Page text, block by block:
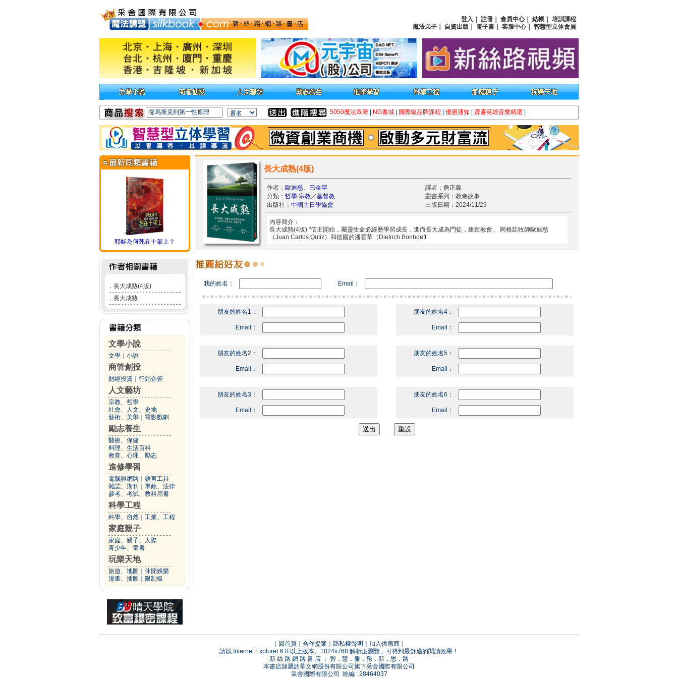
登入 註冊 會員中心｜ 結帳
培訓課程
魔法弟子
自資出版 電子書 客服中心｜ 智慧型立体會員
5050魔法眾籌 NG書城 國際級品牌課程 優惠通知 霹靂英雄音樂精選
耶穌為何死在十架上？
． 長大成熟(4版)
． 長大成熟
文學小說
文學 小說
商管創投
財經投資 行銷企管
人文藝坊
宗教、哲學
社會、人文、史地
藝術、美學
電影戲劇
勵志養生
醫療、保健
料理、生活百科
教育、心理、勵志
進修學習
電腦與網路
語言工具
雜誌、期刊
軍政、法律
參考、考試、教科用書
科學工程
科學、自然 工業、工程
家庭親子
家庭、親子、人際
青少年、童書
玩樂天地
旅遊、地圖
休閒娛樂
漫畫、插圖
限制級
長大成熟(4版)
作者： 歐迪慈、巴金罕
譯者：詹正義
分類： 哲學‧宗教／基督教
叢書系列：教會故事
出版社： 中國主日學協會 出版日期：2024/11/29
內容簡介：
長大成熟(4版) "信主開始，屬靈生命必經歷學習成長，進而長大成為門徒，建造教會。 阿根廷牧師歐迪慈
（Juan Carlos Qutiz）和德國的潘霍華（Dietrich Bonhoeff
我的姓名： Email：
朋友的姓名1：
Email：
朋友的姓名4：
Email：
朋友的姓名2：
Email：
朋友的姓名5：
Email：
朋友的姓名3：
Email：
朋友的姓名6：
Email：
回首頁 合作提案 隱私權聲明 加入供應商
請以 Internet Explorer 6.0 以上版本、1024x768 解析度瀏覽，可得到最舒適的閱讀效果！
新 絲 路 網 路 書 店 ： 智．慧．服．務．新．思．路
本書店隸屬於華文網股份有限公司旗下采舍國際有限公司
采舍國際有限公司 統編 : 28464037